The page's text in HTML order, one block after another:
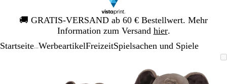
🚚 GRATIS-VERSAND ab 60 € Bestellwert. Mehr
Information zum Versand hier.
Galeriebild
1
Startseite WerbeartikelFreizeitSpielsachen und Spiele
Vergrößer-/
Minimum
Vergrößern
die